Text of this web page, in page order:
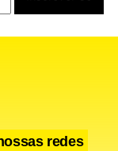
de 0,12 p.p. O
p.p.) foi energia
de 0,09
redes